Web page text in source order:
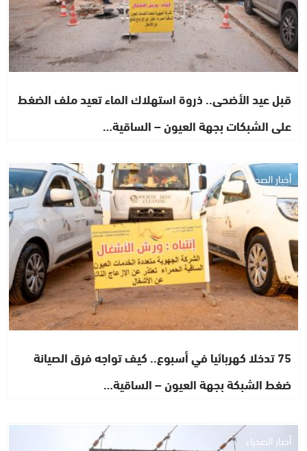
قبل عيد الأضحى.. ذروة استهلاك الماء تعيد ملف الضغط
على الشبكات بجهة العيون – الساقية…
أخبار الصحراء
75 تدخلا كهربائيا في أسبوع.. كيف تواجه فرق الصيانة
ضغط الشبكة بجهة العيون – الساقية…
أخبار الصحراء